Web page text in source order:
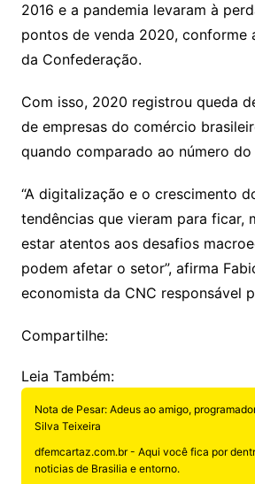
2016 e a pandemia levaram à
pontos de venda 2020, conforme
da Confederação.
Com isso, 2020 registrou queda
de empresas do comércio
quando comparado ao número do
“A digitalização e o crescimento
tendências que vieram para ficar,
estar atentos aos desafios
podem afetar o setor”, afirma
economista da CNC responsável
Compartilhe:
Leia Também:
Nota de Pesar: Adeus ao amigo,
Silva Teixeira
dfemcartaz.com.br - Aqui você fica por
noticias de Brasilia e entorno.